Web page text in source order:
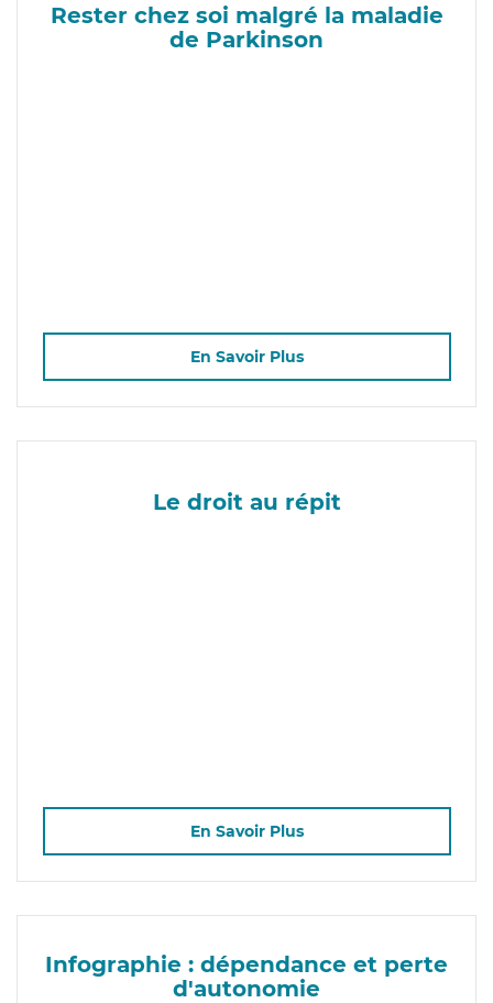
Rester chez soi malgré la maladie
de Parkinson
En Savoir Plus
Le droit au répit
En Savoir Plus
Infographie : dépendance et perte
d'autonomie